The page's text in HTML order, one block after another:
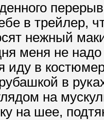
в трейлер,
нежный
меня не
иду в
в
на
на шее,